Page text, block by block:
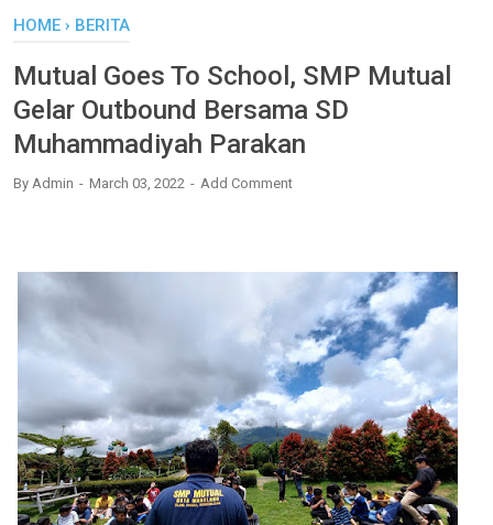
HOME › BERITA
Mutual Goes To School, SMP Mutual
Gelar Outbound Bersama SD
Muhammadiyah Parakan
By Admin March 03, 2022 Add Comment